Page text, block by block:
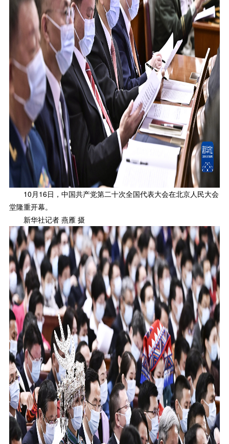
10月16日，中国共产党第二十次全国代表大会在北京人民大会
堂隆重开幕。
新华社记者 燕雁 摄